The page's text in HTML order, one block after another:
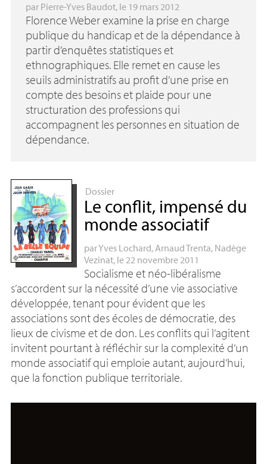
par Pierre-Yves Baudot, le 19 mars 2012
Florence Weber examine la prise en charge
publique du handicap et de la dépendance à
partir d’enquêtes statistiques et
ethnographiques. Elle remet en cause les
seuils administratifs au profit d’une prise en
compte des besoins et plaide pour une
structuration des professions qui
accompagnent les personnes en situation de
dépendance.
Dossier
Le conflit, impensé du
monde associatif
parYves Lochard,Arnaud Trenta, Nadège
Vezinat, le 22 novembre 2011
Socialisme et néo-libéralisme
s’accordent sur la nécessité d’une vie associative
développée, tenant pour évident que les
associations sont des écoles de démocratie, des
lieux de civisme et de don. Les conflits qui l’agitent
invitent pourtant à réfléchir sur la complexité d’un
monde associatif qui emploie autant, aujourd’hui,
que la fonction publique territoriale.